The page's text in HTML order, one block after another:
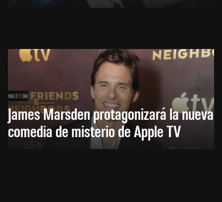
HACE 1 DÍA
James Marsden protagonizará la nueva
comedia de misterio de Apple TV